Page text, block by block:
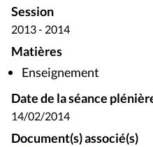
Session
2013 - 2014
Matières
Enseignement
Date de la séance
14/02/2014
Document(s) associé(s)